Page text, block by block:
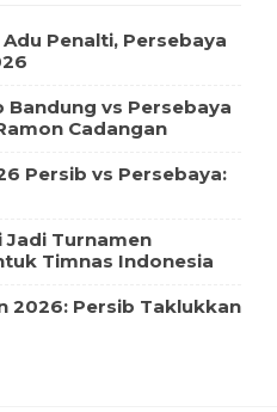
Penalti, Persebaya
Bandung vs Persebaya
Cadangan
Persib vs Persebaya:
Jadi Turnamen
Timnas Indonesia
2026: Persib Taklukkan